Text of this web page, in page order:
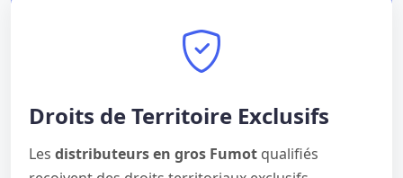
Droits de Territoire Exclusifs
Les distributeurs en gros Fumot qualifiés